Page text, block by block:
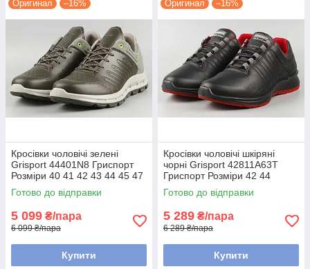
Оригинал –16%
Кросівки чоловічі зелені
Grisport 44401N8 Гриспорт
Розміри 40 41 42 43 44 45 47
Готово до відправки
5 099 ₴/пара
6 099 ₴/пара
Купити
Оригинал –16%
Кросівки чоловічі шкіряні
чорні Grisport 42811A63T
Гриспорт Розміри 42 44
Готово до відправки
5 289 ₴/пара
6 289 ₴/пара
Купити